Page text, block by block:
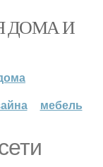
ДОМА И
мебель